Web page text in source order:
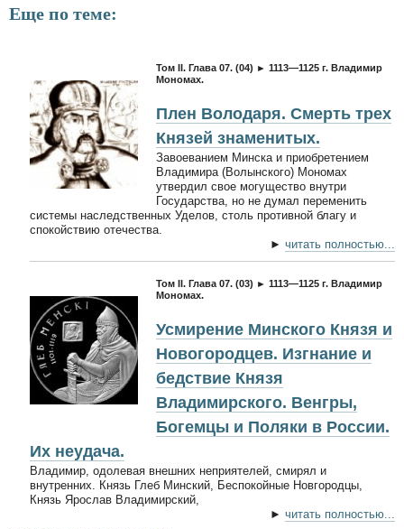
Еще по теме:
Том II. Глава 07. (04) ► 1113—1125 г. Владимир
Мономах.
Плен Володаря. Смерть трех
Князей знаменитых.
Завоеванием Минска и приобретением
Владимира (Волынского) Мономах
утвердил свое могущество внутри
Государства, но не думал переменить
системы наследственных Уделов, столь противной благу и
спокойствию отечества.
► читать полностью...
Том II. Глава 07. (03) ► 1113—1125 г. Владимир
Мономах.
Усмирение Минского Князя и
Новогородцев. Изгнание и
бедствие Князя
Владимирского. Венгры,
Богемцы и Поляки в России.
Их неудача.
Владимир, одолевая внешних неприятелей, смирял и
внутренних. Князь Глеб Минский, Беспокойные Новгородцы,
Князь Ярослав Владимирский,
► читать полностью...